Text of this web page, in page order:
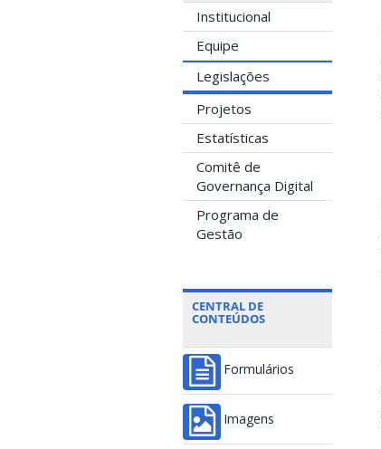
Institucional
Equipe
Legislações
Projetos
Estatísticas
Comitê de
Governança Digital
Programa de
Gestão
CENTRAL DE
CONTEÚDOS
Formulários
Imagens